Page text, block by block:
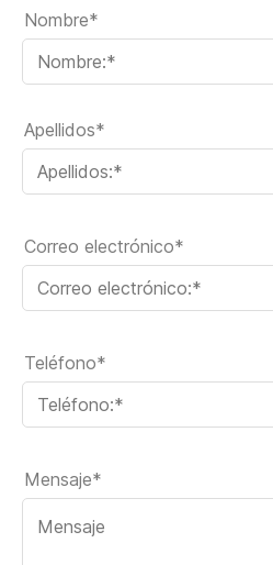
Nombre*
Apellidos*
Correo electrónico*
Teléfono*
Mensaje*